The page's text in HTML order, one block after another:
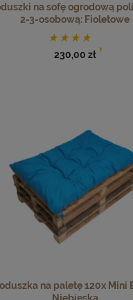
na sofę ogrodową
2-3-osobową: Fioletowe
230,00 zł
na paletę 120x Mini